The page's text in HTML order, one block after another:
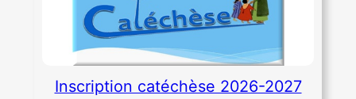
Inscription catéchèse 2026-2027